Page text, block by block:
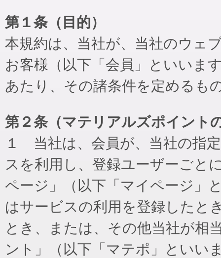
第１条（目的）
本規約は、当社が、当社のウェ
お客様（以下「会員」といいま
あたり、その諸条件を定めるも
第２条（マテリアルズポイント
１ 当社は、会員が、当社の指
スを利用し、登録ユーザーごと
ページ」（以下「マイページ」
はサービスの利用を登録したと
とき、または、その他当社が相
ント」（以下「マテポ」といい